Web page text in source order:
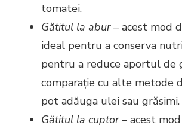
tomatei.
Gătitul la abur– acest mod
ideal pentru a conserva
pentru a reduce aportul de
comparație cu alte metode
pot adăuga ulei sau grăsimi.
Gătitul la cuptor– acest